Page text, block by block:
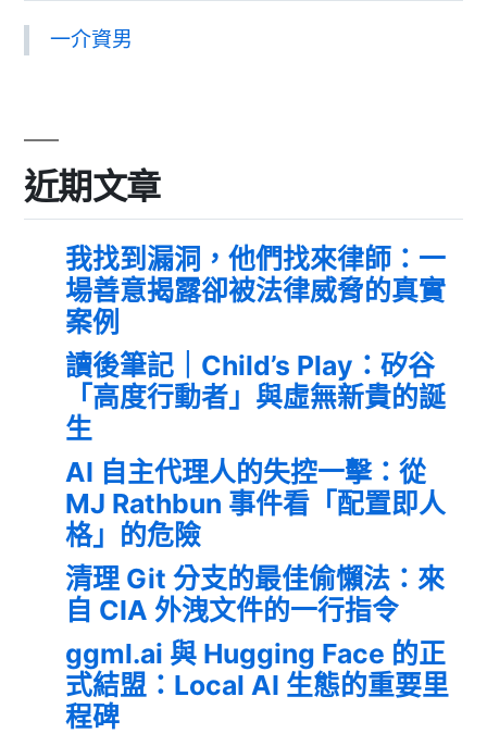
一介資男
近期文章
我找到漏洞，他們找來律師：一
場善意揭露卻被法律威脅的真實
案例
讀後筆記｜Child’s Play：矽谷
「高度行動者」與虛無新貴的誕
生
AI 自主代理人的失控一擊：從
MJ Rathbun 事件看「配置即人
格」的危險
清理 Git 分支的最佳偷懶法：來
自 CIA 外洩文件的一行指令
ggml.ai 與 Hugging Face 的正
式結盟：Local AI 生態的重要里
程碑